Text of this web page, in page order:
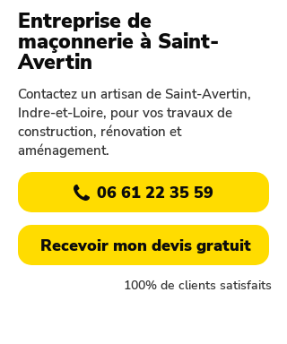
Entreprise de
maçonnerie à Saint-
Avertin
Contactez un artisan de Saint-Avertin,
Indre-et-Loire, pour vos travaux de
construction, rénovation et
aménagement.
06 61 22 35 59
Recevoir mon devis gratuit
100% de clients satisfaits